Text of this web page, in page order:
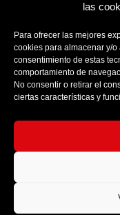
las
Para ofrecer las mejores
cookies para almacenar y/
consentimiento de estas
comportamiento de
No consentir o retirar el
ciertas características y
PROVINCIA
Acepto laPolítica